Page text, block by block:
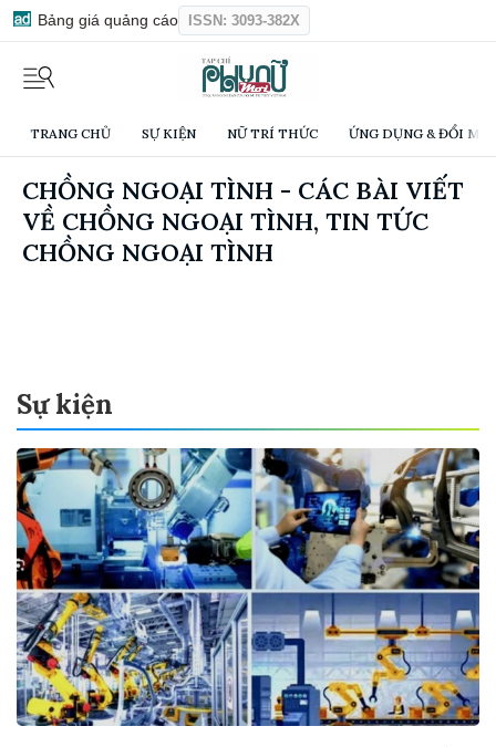
Bảng giá quảng cáo ISSN: 3093-382X
TRANG CHỦ SỰ KIỆN NỮ TRÍ THỨC ỨNG DỤNG & ĐỔI
CHỒNG NGOẠI TÌNH - CÁC BÀI VIẾT
VỀ CHỒNG NGOẠI TÌNH, TIN TỨC
CHỒNG NGOẠI TÌNH
Sự kiện